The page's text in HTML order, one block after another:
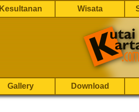
Kesultanan Wisata
Gallery Download